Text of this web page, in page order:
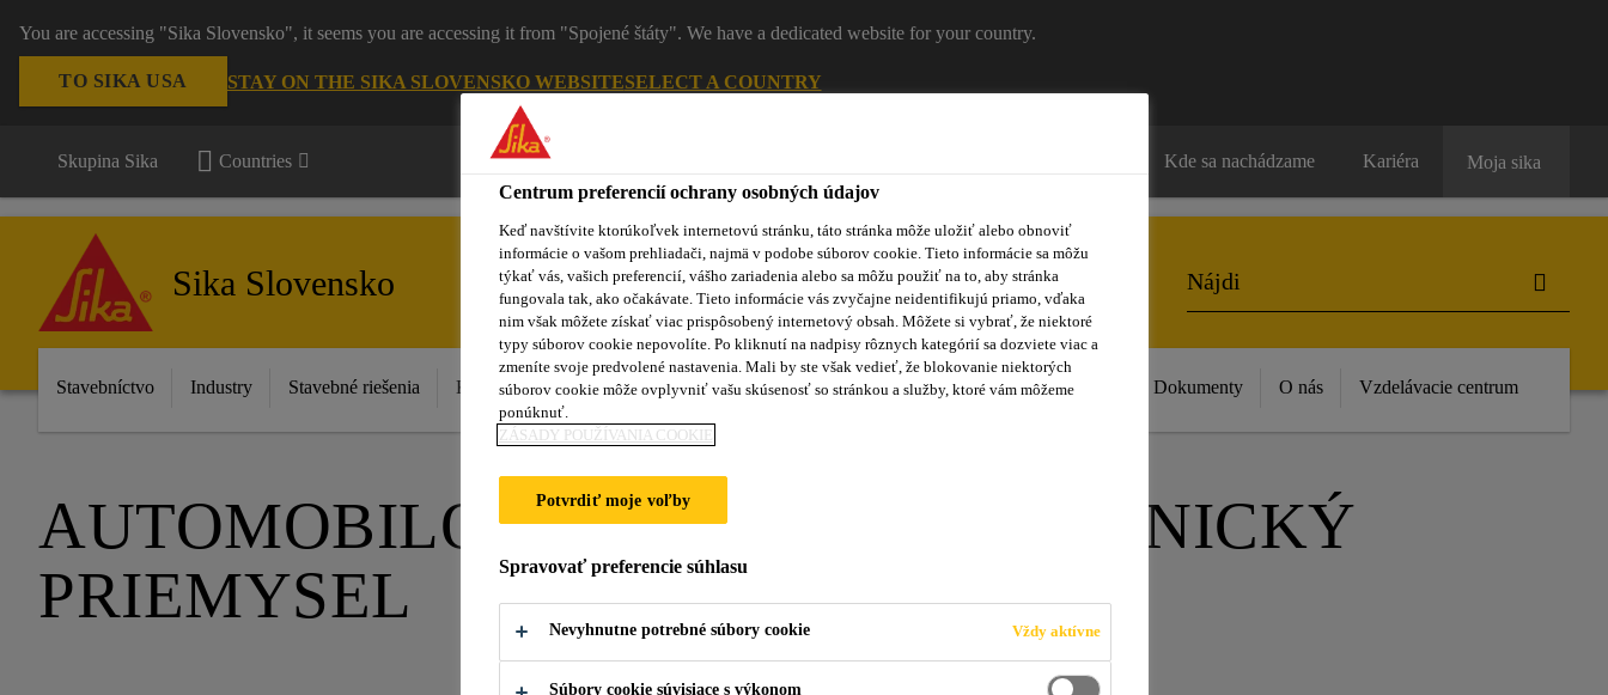
You are accessing "Sika Slovensko", it seems you are accessing it from "Spojené štáty". We have a dedicated website for your country.
TO SIKA USA STAY ON THE SIKA SLOVENSKO WEBSITESELECT A COUNTRY
Skupina Sika Countries Kde sa nachádzame Kariéra Moja sika
Sika Slovensko
Stavebníctvo Industry Stavebné riešenia Katalóg produktov Sikaflex® Purform® Blog Školenia Novinky Dokumenty O nás Vzdelávacie centrum
AUTOMOBILOVÝ A ELEKTROTECHNICKÝ
PRIEMYSEL
Centrum preferencií ochrany osobných údajov
Keď navštívite ktorúkoľvek internetovú stránku, táto stránka môže uložiť alebo obnoviť
informácie o vašom prehliadači, najmä v podobe súborov cookie. Tieto informácie sa môžu
týkať vás, vašich preferencií, vášho zariadenia alebo sa môžu použiť na to, aby stránka
fungovala tak, ako očakávate. Tieto informácie vás zvyčajne neidentifikujú priamo, vďaka
nim však môžete získať viac prispôsobený internetový obsah. Môžete si vybrať, že niektoré
typy súborov cookie nepovolíte. Po kliknutí na nadpisy rôznych kategórií sa dozviete viac a
zmeníte svoje predvolené nastavenia. Mali by ste však vedieť, že blokovanie niektorých
súborov cookie môže ovplyvniť vašu skúsenosť so stránkou a služby, ktoré vám môžeme
ponúknuť.
ZÁSADY POUŽÍVANIA COOKIE
Potvrdiť moje voľby
Spravovať preferencie súhlasu
Nevyhnutne potrebné súbory cookie Vždy aktívne
Súbory cookie súvisiace s výkonom